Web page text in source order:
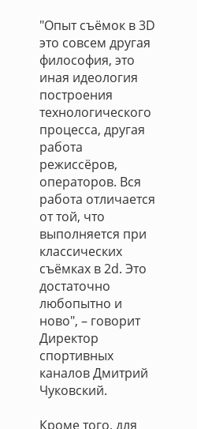
"Опыт съёмок в 3D
это совсем другая
философия, это
иная идеология
построения
технологического
процесса, другая
работа
режиссёров,
операторов. Вся
работа отличается
от той, что
выполняется при
классических
съёмках в 2d. Это
достаточно
любопытно и
ново", – говорит
Директор
спортивных
каналов Дмитрий
Чуковский.
Кроме того, для